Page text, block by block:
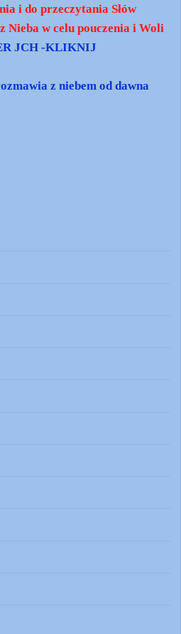
i do przeczytania Słów
Nieba w celu pouczenia i Woli
JCH -KLIKNIJ
z niebem od dawna